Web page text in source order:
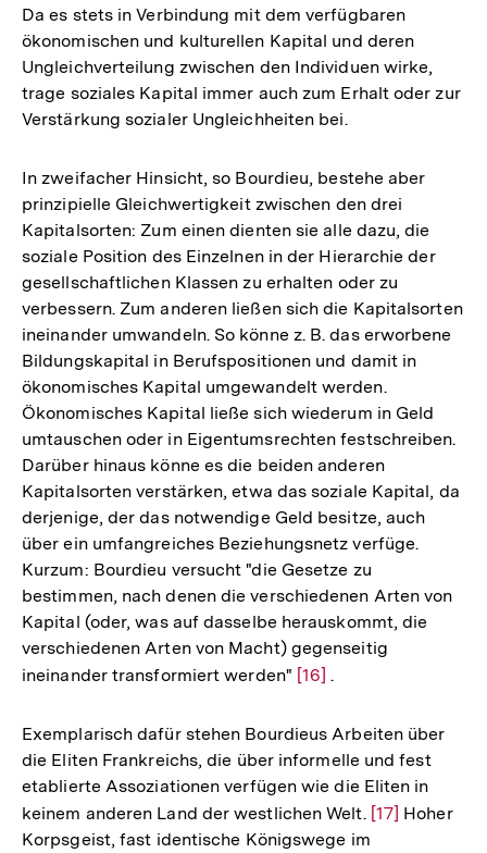
Da es stets in Verbindung mit dem verfügbaren
ökonomischen und kulturellen Kapital und deren
Ungleichverteilung zwischen den Individuen wirke,
trage soziales Kapital immer auch zum Erhalt oder zur
Verstärkung sozialer Ungleichheiten bei.
In zweifacher Hinsicht, so Bourdieu, bestehe aber
prinzipielle Gleichwertigkeit zwischen den drei
Kapitalsorten: Zum einen dienten sie alle dazu, die
soziale Position des Einzelnen in der Hierarchie der
gesellschaftlichen Klassen zu erhalten oder zu
verbessern. Zum anderen ließen sich die Kapitalsorten
ineinander umwandeln. So könne z. B. das erworbene
Bildungskapital in Berufspositionen und damit in
ökonomisches Kapital umgewandelt werden.
Ökonomisches Kapital ließe sich wiederum in Geld
umtauschen oder in Eigentumsrechten festschreiben.
Darüber hinaus könne es die beiden anderen
Kapitalsorten verstärken, etwa das soziale Kapital, da
derjenige, der das notwendige Geld besitze, auch
über ein umfangreiches Beziehungsnetz verfüge.
Kurzum: Bourdieu versucht "die Gesetze zu
bestimmen, nach denen die verschiedenen Arten von
Kapital (oder, was auf dasselbe herauskommt, die
verschiedenen Arten von Macht) gegenseitig
ineinander transformiert werden" Zur
der
Fußnote
[16] .
Exemplarisch dafür stehen Bourdieus Arbeiten über
die Eliten Frankreichs, die über informelle und fest
etablierte Assoziationen verfügen wie die Eliten in
keinem anderen Land der westlichen Welt. Zur
[17] Hoher
Korpsgeist, fast identische Königswege im